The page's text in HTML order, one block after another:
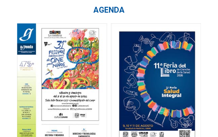
AGENDA